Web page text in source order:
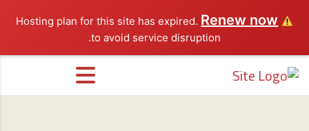
Renew now
to avoid service disruption.